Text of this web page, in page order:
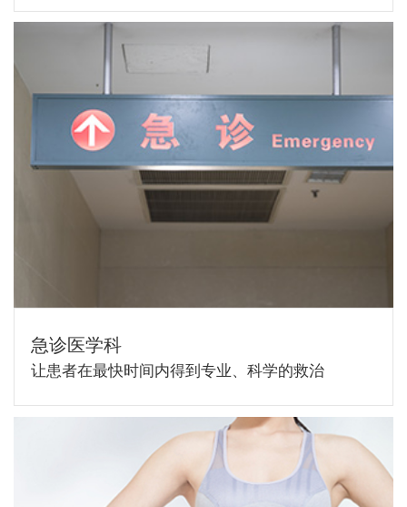
急诊医学科
让患者在最快时间内得到专业、科学的救治